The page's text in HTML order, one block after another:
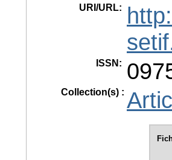
URI/URL:
ISSN:
Collection(s) :